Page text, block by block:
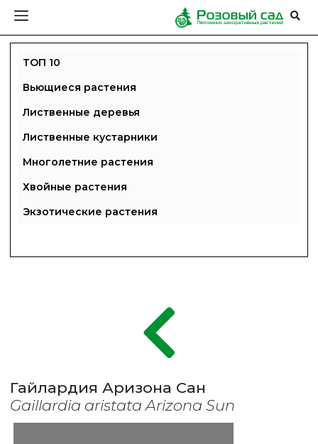
ТОП 10
Вьющиеся растения
Лиственные деревья
Лиственные кустарники
Многолетние растения
Хвойные растения
Экзотические растения
Гайлардия Аризона Сан
Gaillardia aristata Arizona Sun